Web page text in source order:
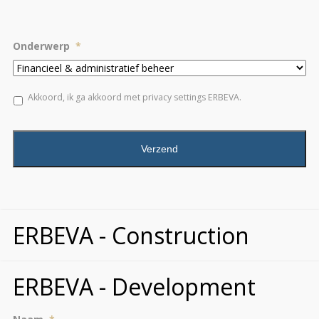
Onderwerp *
Akkoord, ik ga akkoord met privacy settings ERBEVA.
ERBEVA - Construction
ERBEVA - Development